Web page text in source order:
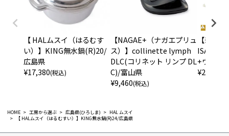
HOME 工房から選ぶ 広島県(ひろしま)
HAL ムスイ
【 HALムスイ（はるむすい）】KING無水鍋(R)24/広島県
【 HALムスイ（はるむす
い）】KING無水鍋(R)20/
広島県
¥17,380(税込)
【NAGAE+（ナガエプリュ
ス）】collinette lymph
DLC(コリネット リンプ DL
C)/富山県
¥9,460(税込)
【新潟
ISAN】
+ウール
¥25,200